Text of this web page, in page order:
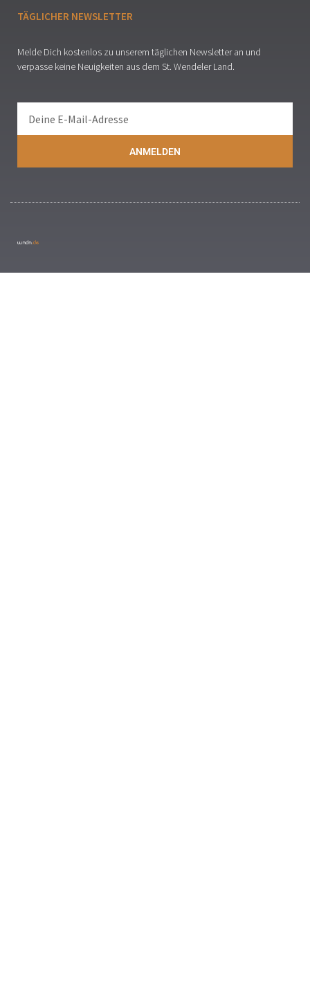
TÄGLICHER NEWSLETTER
Melde Dich kostenlos zu unserem täglichen Newsletter an und
verpasse keine Neuigkeiten aus dem St. Wendeler Land.
ANMELDEN